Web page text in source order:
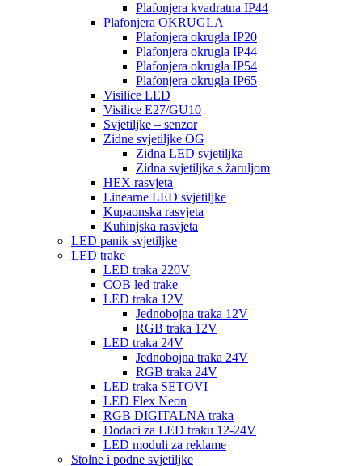
Plafonjera kvadratna IP44
Plafonjera OKRUGLA
Plafonjera okrugla IP20
Plafonjera okrugla IP44
Plafonjera okrugla IP54
Plafonjera okrugla IP65
Visilice LED
Visilice E27/GU10
Svjetiljke – senzor
Zidne svjetiljke OG
Zidna LED svjetiljka
Zidna svjetiljka s žaruljom
HEX rasvjeta
Linearne LED svjetiljke
Kupaonska rasvjeta
Kuhinjska rasvjeta
LED panik svjetiljke
LED trake
LED traka 220V
COB led trake
LED traka 12V
Jednobojna traka 12V
RGB traka 12V
LED traka 24V
Jednobojna traka 24V
RGB traka 24V
LED traka SETOVI
LED Flex Neon
RGB DIGITALNA traka
Dodaci za LED traku 12-24V
LED moduli za reklame
Stolne i podne svjetiljke